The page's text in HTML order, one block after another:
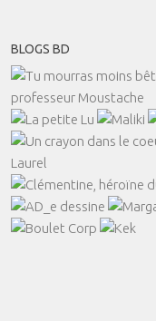
BLOGS BD